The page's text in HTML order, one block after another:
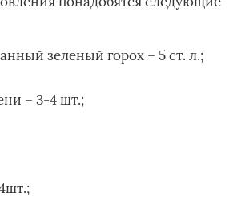
зеленый горох – 5 ст. л.;
– 3-4 шт.;